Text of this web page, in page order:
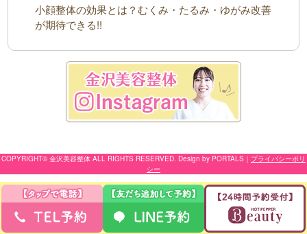
小顔整体の効果とは？むくみ・たるみ・ゆがみ改善
が期待できる!!
COPYRIGHT© 金沢美容整体 ALL RIGHTS RESERVED. Design by PORTALS ｜ プライバシーポリ
シー